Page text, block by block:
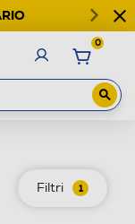
0
Filtri 1